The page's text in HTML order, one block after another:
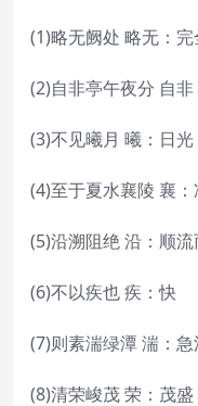
(1)略无阙处 略无：
(2)自非亭午夜分 自
(3)不见曦月 曦：日
(4)至于夏水襄陵 襄
(5)沿溯阻绝 沿：顺
(6)不以疾也 疾：快
(7)则素湍绿潭 湍：急
(8)清荣峻茂 荣：茂盛